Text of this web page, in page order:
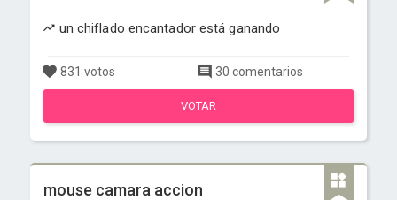
un chiflado encantador está ganando
831 votos 30 comentarios
VOTAR
mouse camara accion